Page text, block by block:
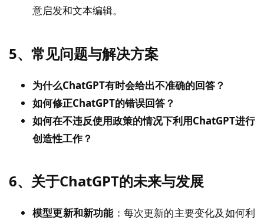
意启发和文本编辑。
5、 常见问题与解决方案
为什么ChatGPT有时会给出不准确的回答？
如何修正ChatGPT的错误回答？
如何在不违反使用政策的情况下利用ChatGPT进行
创造性工作？
6、 关于ChatGPT的未来与发展
模型更新和新功能：每次更新的主要变化及如何利